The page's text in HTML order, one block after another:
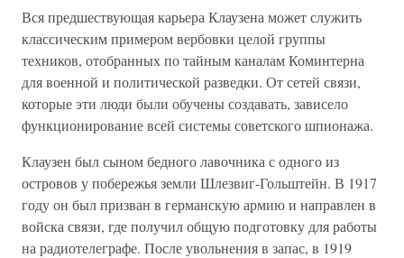
Вся предшествующая карьера Клаузена может служить
классическим примером вербовки целой группы
техников, отобранных по тайным каналам Коминтерна
для военной и политической разведки. От сетей связи,
которые эти люди были обучены создавать, зависело
функционирование всей системы советского шпионажа.
Клаузен был сыном бедного лавочника с одного из
островов у побережья земли Шлезвиг-Гольштейн. В 1917
году он был призван в германскую армию и направлен в
войска связи, где получил общую подготовку для работы
на радиотелеграфе. После увольнения в запас, в 1919